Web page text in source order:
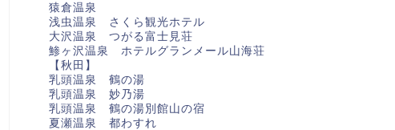
猿倉温泉
浅虫温泉 さくら観光ホテル
大沢温泉 つがる富士見荘
鯵ヶ沢温泉 ホテルグランメール山海荘
【秋田】
乳頭温泉 鶴の湯
乳頭温泉 妙乃湯
乳頭温泉 鶴の湯別館山の宿
夏瀬温泉 都わすれ